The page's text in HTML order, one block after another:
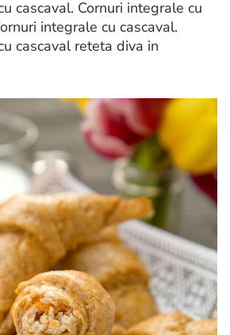
cascaval. Cornuri integrale cu
integrale cu cascaval.
cascaval reteta diva in